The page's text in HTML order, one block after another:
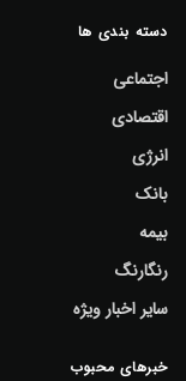
دسته بندی ها
اجتماعی
اقتصادی
انرژی
بانک
بیمه
رنگارنگ
سایر اخبار ویژه
خبرهای محبوب